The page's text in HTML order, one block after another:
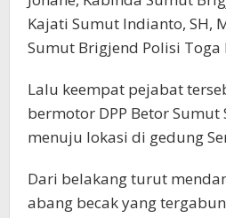
Kajati Sumut Indianto, SH,
Sumut Brigjend Polisi Toga
Lalu keempat pejabat
bermotor DPP Betor Sumut
menuju lokasi di gedung
Dari belakang turut
abang becak yang